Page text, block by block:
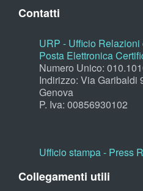
Contatti
URP - Ufficio
Posta Elettronica
Numero Unico:
Indirizzo: Via Garibaldi
Genova
P. Iva: 00856930102
Ufficio stampa - Press
Collegamenti utili